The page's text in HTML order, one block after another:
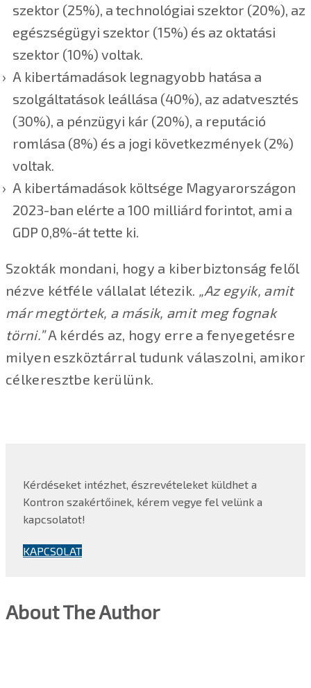
szektor (25%), a technológiai szektor (20%), az
egészségügyi szektor (15%) és az oktatási
szektor (10%) voltak.
A kibertámadások legnagyobb hatása a
szolgáltatások leállása (40%), az adatvesztés
(30%), a pénzügyi kár (20%), a reputáció
romlása (8%) és a jogi következmények (2%)
voltak.
A kibertámadások költsége Magyarországon
2023-ban elérte a 100 milliárd forintot, ami a
GDP 0,8%-át tette ki.
Szokták mondani, hogy a kiberbiztonság felől
nézve kétféle vállalat létezik. „Az egyik, amit
már megtörtek, a másik, amit meg fognak
törni.”A kérdés az, hogy erre a fenyegetésre
milyen eszköztárral tudunk válaszolni, amikor
célkeresztbe kerülünk.
Kérdéseket intézhet, észrevételeket küldhet a
Kontron szakértőinek, kérem vegye fel velünk a
kapcsolatot!
KAPCSOLAT
About The Author